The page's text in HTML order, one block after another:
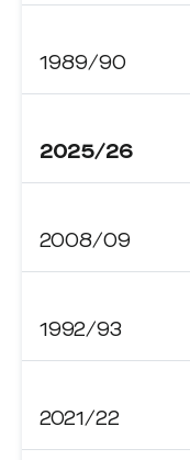
1989/90
2025/26
2008/09
1992/93
2021/22